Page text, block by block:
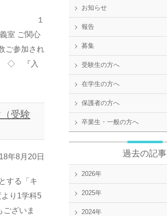
水） １
室 ご関心
ご参加され
』 ◇ 『入
受験
年8月20日
する「キ
り1学科5
ざいま
お知らせ
報告
募集
受験生の方へ
在学生の方へ
保護者の方へ
卒業生・一般の方へ
過去の記事
2026年
2025年
2024年